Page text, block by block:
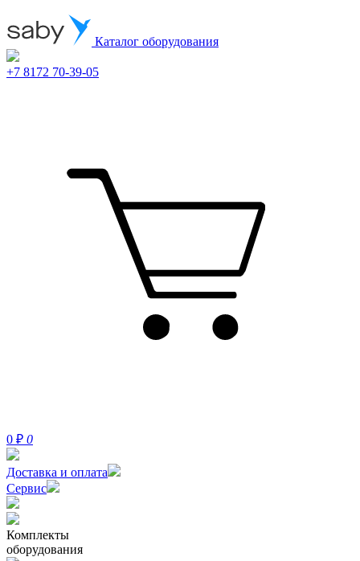
Каталог оборудования
+7 8172 70-39-05
0 ₽ 0
Доставка и оплата
Сервис
Комплекты
оборудования